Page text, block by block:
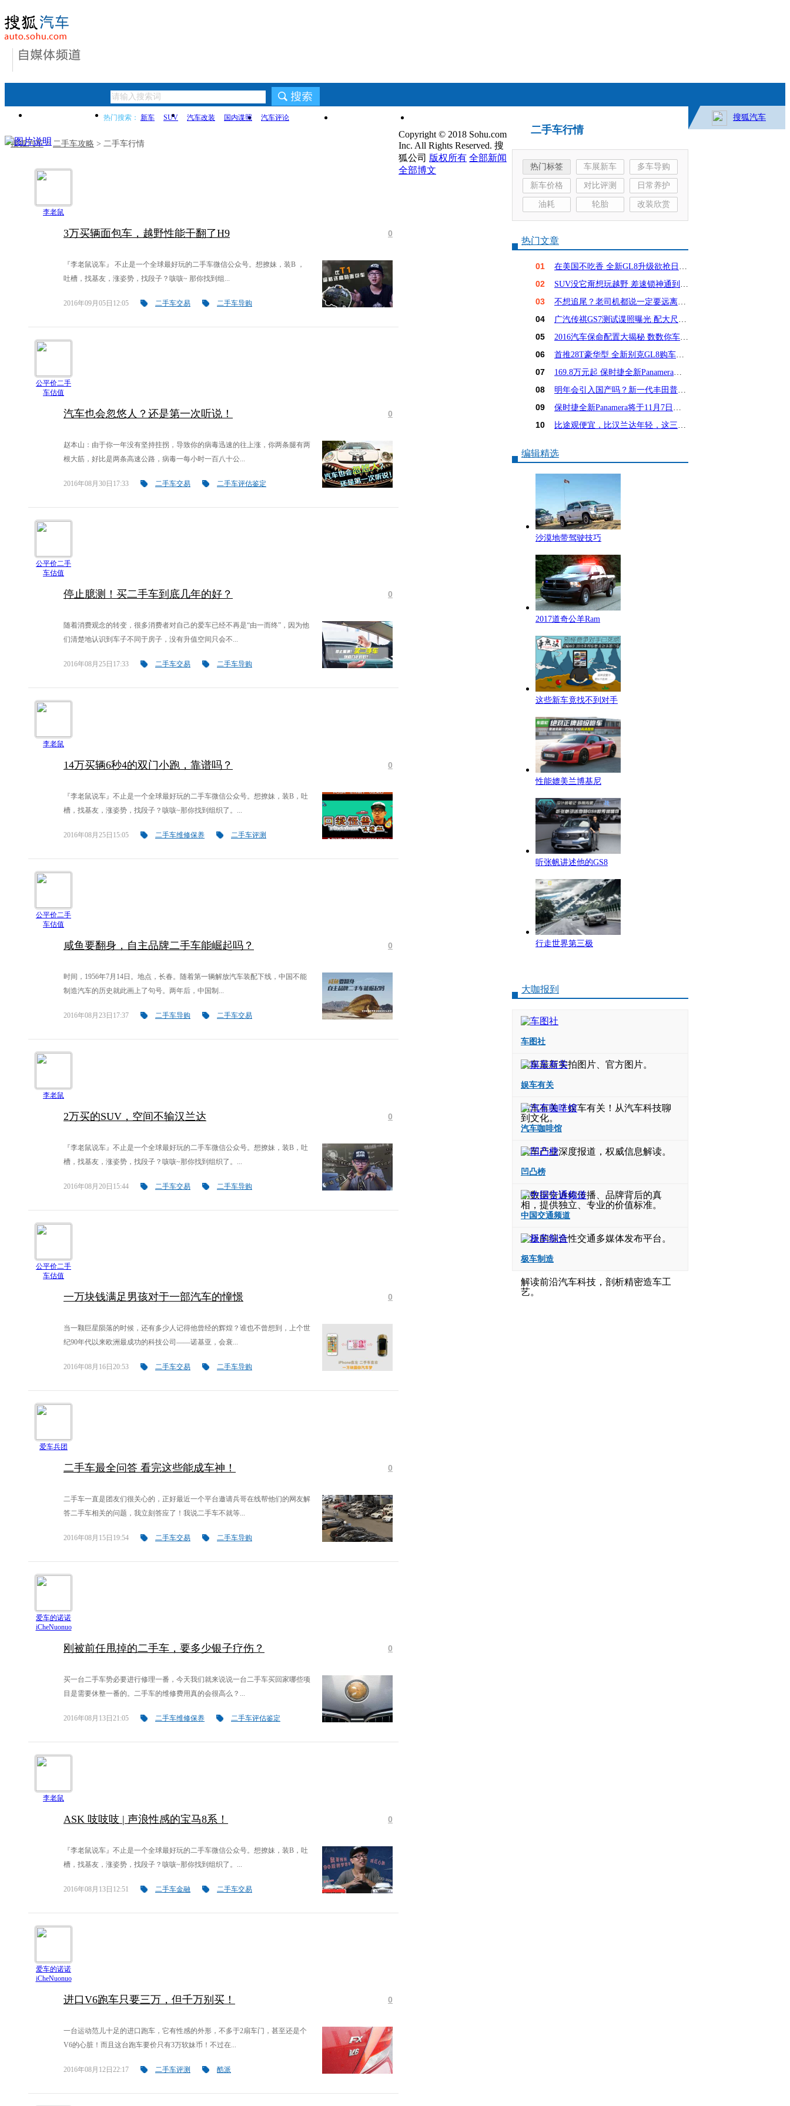
自媒体频道
热门搜索： 新车 SUV 汽车改装 国内谍照 汽车评论
新闻 买车指导 用车宝典 搜狐汽车
二手车行情
热门标签 车展新车 多车导购
新车价格 对比评测 日常养护
油耗 轮胎 改装欣赏
热门文章
01 在美国不吃香 全新GL8升级欲抢日系饭碗？
02 SUV没它甭想玩越野 差速锁神通到底有多大？
03 不想追尾？老司机都说一定要远离这6种车！
04 广汽传祺GS7测试谍照曝光 配大尺寸屏幕
05 2016汽车保命配置大揭秘 数数你车占几样？
06 首推28T豪华型 全新别克GL8购车手册
07 169.8万元起 保时捷全新Panamera亚洲首发
08 明年会引入国产吗？新一代丰田普锐斯解析
09 保时捷全新Panamera将于11月7日亚洲首发
10 比途观便宜，比汉兰达年轻，这三款15万SUV怎么选
编辑精选
沙漠地带驾驶技巧
2017道奇公羊Ram
这些新车竟找不到对手
性能媲美兰博基尼
听张帆讲述他的GS8
行走世界第三极
大咖报到
车图社
汽车最新实拍图片、官方图片。
娱车有关
与车有关？娱车有关！从汽车科技聊
到文化。
汽车咖啡馆
汽车产业深度报道，权威信息解读。
凹凸榜
用数据告诉你传播、品牌背后的真
相，提供独立、专业的价值标准。
中国交通频道
广泛的综合性交通多媒体发布平台。
极车制造
解读前沿汽车科技，剖析精密造车工
艺。
搜狐汽车>二手车攻略 > 二手车行情
李老鼠
0
3万买辆面包车，越野性能干翻了H9
『李老鼠说车』 不止是一个全球最好玩的二手车微信公众号。想撩妹，装B ，
吐槽，找基友，涨姿势，找段子？咳咳~ 那你找到组...
2016年09月05日12:05 二手车交易 二手车导购
公平价二手
车估值
0
汽车也会忽悠人？还是第一次听说！
赵本山：由于你一年没有坚持拄拐，导致你的病毒迅速的往上涨，你两条腿有两
根大筋，好比是两条高速公路，病毒一每小时一百八十公...
2016年08月30日17:33 二手车交易 二手车评估鉴定
公平价二手
车估值
0
停止臆测！买二手车到底几年的好？
随着消费观念的转变，很多消费者对自己的爱车已经不再是“由一而终”，因为他
们清楚地认识到车子不同于房子，没有升值空间只会不...
2016年08月25日17:33 二手车交易 二手车导购
李老鼠
0
14万买辆6秒4的双门小跑，靠谱吗？
『李老鼠说车』不止是一个全球最好玩的二手车微信公众号。想撩妹，装B，吐
槽，找基友，涨姿势，找段子？咳咳~那你找到组织了。...
2016年08月25日15:05 二手车维修保养 二手车评测
公平价二手
车估值
0
咸鱼要翻身，自主品牌二手车能崛起吗？
时间，1956年7月14日。地点，长春。随着第一辆解放汽车装配下线，中国不能
制造汽车的历史就此画上了句号。两年后，中国制...
2016年08月23日17:37 二手车导购 二手车交易
李老鼠
0
2万买的SUV，空间不输汉兰达
『李老鼠说车』不止是一个全球最好玩的二手车微信公众号。想撩妹，装B，吐
槽，找基友，涨姿势，找段子？咳咳~那你找到组织了。...
2016年08月20日15:44 二手车交易 二手车导购
公平价二手
车估值
0
一万块钱满足男孩对于一部汽车的憧憬
当一颗巨星陨落的时候，还有多少人记得他曾经的辉煌？谁也不曾想到，上个世
纪90年代以来欧洲最成功的科技公司——诺基亚，会衰...
2016年08月16日20:53 二手车交易 二手车导购
爱车兵团
0
二手车最全问答 看完这些能成车神！
二手车一直是团友们很关心的，正好最近一个平台邀请兵哥在线帮他们的网友解
答二手车相关的问题，我立刻答应了！我说二手车不就等...
2016年08月15日19:54 二手车交易 二手车导购
爱车的诺诺
iCheNuonuo
0
刚被前任甩掉的二手车，要多少银子疗伤？
买一台二手车势必要进行修理一番，今天我们就来说说一台二手车买回家哪些项
目是需要休整一番的。二手车的维修费用真的会很高么？...
2016年08月13日21:05 二手车维修保养 二手车评估鉴定
李老鼠
0
ASK 吱吱吱 | 声浪性感的宝马8系！
『李老鼠说车』不止是一个全球最好玩的二手车微信公众号。想撩妹，装B，吐
槽，找基友，涨姿势，找段子？咳咳~那你找到组织了。...
2016年08月13日12:51 二手车金融 二手车交易
爱车的诺诺
iCheNuonuo
0
进口V6跑车只要三万，但千万别买！
一台运动范儿十足的进口跑车，它有性感的外形，不多于2扇车门，甚至还是个
V6的心脏！而且这台跑车要价只有3万软妹币！不过在...
2016年08月12日22:17 二手车评测 酷派
Copyright © 2018 Sohu.com
Inc. All Rights Reserved. 搜
狐公司 版权所有 全部新闻
全部博文